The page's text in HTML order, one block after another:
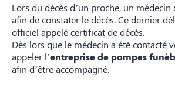
Lors du décès d’un proche, un
afin de constater le décès. Ce dernier
officiel appelé certificat de décès.
Dès lors que le médecin a été contacté
appeler l’entreprise de pompes
afin d’être accompagné.